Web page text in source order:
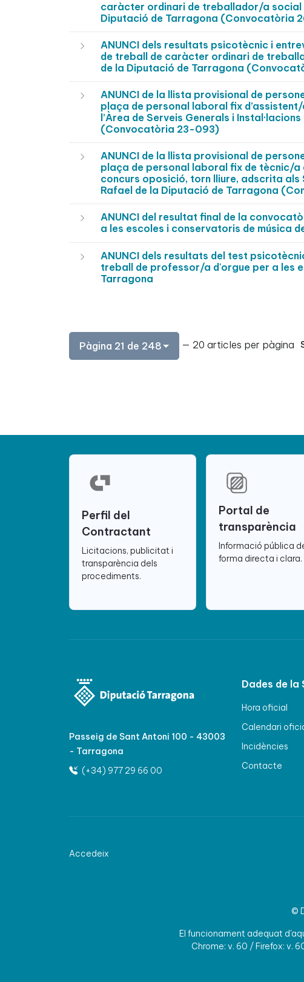
caràcter ordinari de treballador/a social
Diputació de Tarragona (Convocatòria
ANUNCI dels resultats psicotècnic i
de treball de caràcter ordinari de
de la Diputació de Tarragona
ANUNCI de la llista provisional de
plaça de personal laboral fix
l’Àrea de Serveis Generals i
(Convocatòria 23-093)
ANUNCI de la llista provisional de
plaça de personal laboral fix de tècnic/a
concurs oposició, torn lliure, adscrita als
Rafael de la Diputació de Tarragona
ANUNCI del resultat final de la
a les escoles i conservatoris de música
ANUNCI dels resultats del test
treball de professor/a d'orgue per a les
Tarragona
Pàgina 21 de 248 — 20 articles per pàgina
Perfil del
Contractant
Licitacions, publicitat i
transparència dels
procediments.
Portal de
transparència
Informació pública
forma directa i clara.
Passeig de Sant Antoni 100 - 43003
- Tarragona
(+34) 977 29 66 00
Dades de la
Hora oficial
Calendari
Incidències
Contacte
Accedeix
©
El funcionament adequat
Chrome: v. 60 / Firefox: v.